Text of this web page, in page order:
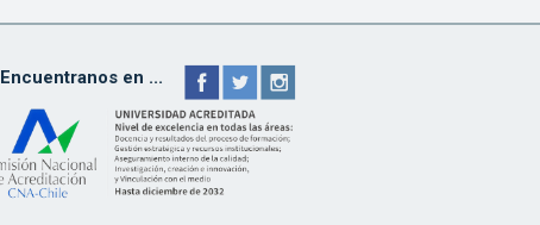
Encuentranos en ...